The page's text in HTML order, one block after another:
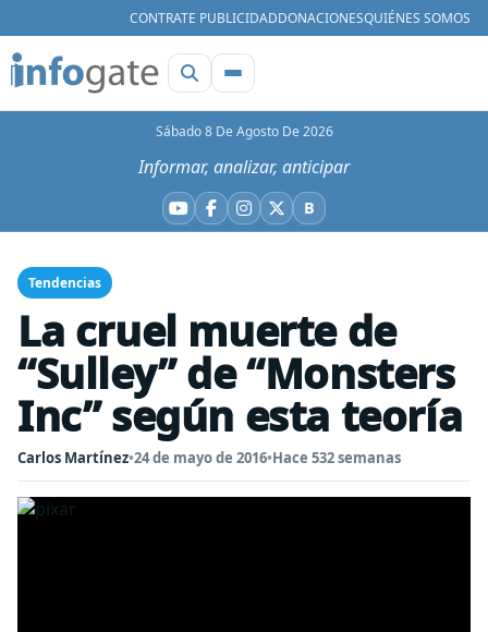
CONTRATE PUBLICIDADDONACIONESQUIÉNES SOMOS
Sábado 8 De Agosto De 2026
Informar, analizar, anticipar
YouTube
Facebook
Instagram
X BBluesky
Tendencias
La cruel muerte de
“Sulley” de “Monsters
Inc” según esta teoría
Carlos Martínez•24 de mayo de 2016•Hace 532 semanas